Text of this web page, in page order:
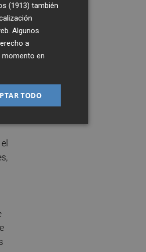
(1913) también
Algunos
a
momento en
TODO